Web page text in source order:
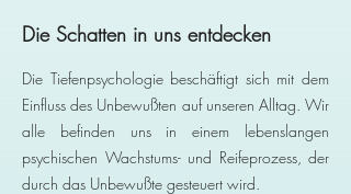
Die Schatten in uns entdecken
Die Tiefenpsychologie beschäftigt sich mit dem
Einfluss des Unbewußten auf unseren Alltag. Wir
alle befinden uns in einem lebenslangen
psychischen Wachstums- und Reifeprozess, der
durch das Unbewußte gesteuert wird.